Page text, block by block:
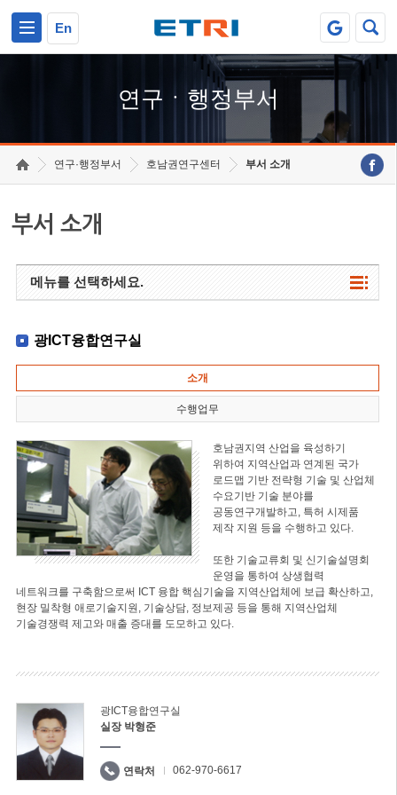
En
연구ㆍ행정부서
연구·행정부서 호남권연구센터 부서 소개
부서 소개
메뉴를 선택하세요.
광ICT융합연구실
소개
수행업무
호남권지역 산업을 육성하기
위하여 지역산업과 연계된 국가
로드맵 기반 전략형 기술 및 산업체
수요기반 기술 분야를
공동연구개발하고, 특허 시제품
제작 지원 등을 수행하고 있다.
또한 기술교류회 및 신기술설명회
운영을 통하여 상생협력
네트워크를 구축함으로써 ICT 융합 핵심기술을 지역산업체에 보급 확산하고,
현장 밀착형 애로기술지원, 기술상담, 정보제공 등을 통해 지역산업체
기술경쟁력 제고와 매출 증대를 도모하고 있다.
광ICT융합연구실
실장 박형준
연락처 062-970-6617